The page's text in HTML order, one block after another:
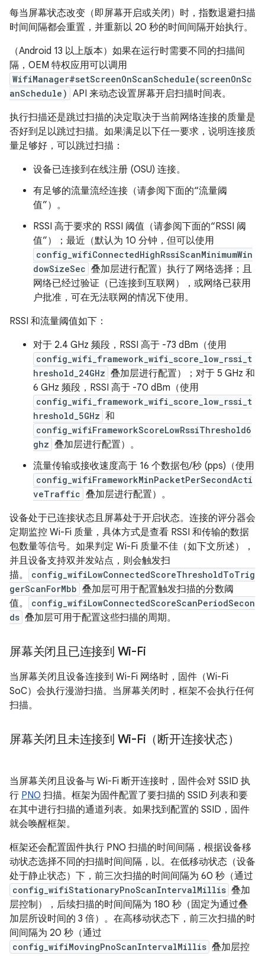
每当屏幕状态改变（即屏幕开启或关闭）时，指数退避扫描
时间间隔都会重置，并重新以 20 秒的时间间隔开始执行。
（Android 13 以上版本）如果在运行时需要不同的扫描间
隔，OEM 特权应用可以调用
WifiManager#setScreenOnScanSchedule(screenOnSc
anSchedule) API 来动态设置屏幕开启扫描时间表。
执行扫描还是跳过扫描的决定取决于当前网络连接的质量是
否好到足以跳过扫描。 如果满足以下任一要求，说明连接质
量足够好，可以跳过扫描：
设备已连接到在线注册 (OSU) 连接。
有足够的流量流经连接（请参阅下面的“流量阈
值”）。
RSSI 高于要求的 RSSI 阈值（请参阅下面的“RSSI 阈
值”）；最近（默认为 10 分钟，但可以使用
config_wifiConnectedHighRssiScanMinimumWin
dowSizeSec 叠加层进行配置）执行了网络选择；且
网络已经过验证（已连接到互联网），或网络已获用
户批准，可在无法联网的情况下使用。
RSSI 和流量阈值如下：
对于 2.4 GHz 频段，RSSI 高于 -73 dBm（使用
config_wifi_framework_wifi_score_low_rssi_t
hreshold_24GHz 叠加层进行配置）；对于 5 GHz 和
6 GHz 频段，RSSI 高于 -70 dBm（使用
config_wifi_framework_wifi_score_low_rssi_t
hreshold_5GHz 和
config_wifiFrameworkScoreLowRssiThreshold6
ghz 叠加层进行配置）。
流量传输或接收速度高于 16 个数据包/秒 (pps)（使用
config_wifiFrameworkMinPacketPerSecondActi
veTraffic 叠加层进行配置）。
设备处于已连接状态且屏幕处于开启状态。连接的评分器会
定期监控 Wi-Fi 质量，具体方式是查看 RSSI 和传输的数据
包数量等信号。如果判定 Wi-Fi 质量不佳（如下文所述），
并且设备支持双并发站点，则会触发扫
描。
config_wifiLowConnectedScoreThresholdToTrig
gerScanForMbb 叠加层可用于配置触发扫描的分数阈
值。
config_wifiLowConnectedScoreScanPeriodSecon
ds 叠加层可用于配置这些扫描的周期。
屏幕关闭且已连接到 Wi-Fi
当屏幕关闭且设备连接到 Wi-Fi 网络时，固件（Wi-Fi
SoC）会执行漫游扫描。当屏幕关闭时，框架不会执行任何
扫描。
屏幕关闭且未连接到 Wi-Fi（断开连接状态）
当屏幕关闭且设备与 Wi-Fi 断开连接时，固件会对 SSID 执
行 PNO 扫描。框架为固件配置了要扫描的 SSID 列表和要
在其中进行扫描的通道列表。如果找到配置的 SSID，固件
就会唤醒框架。
框架还会配置固件执行 PNO 扫描的时间间隔，根据设备移
动状态选择不同的扫描时间间隔，以。在低移动状态（设备
处于静止状态）下，前三次扫描的时间间隔为 60 秒（通过
config_wifiStationaryPnoScanIntervalMillis 叠加
层控制），后续扫描的时间间隔为 180 秒（固定为通过叠
加层所设时间的 3 倍）。在高移动状态下，前三次扫描的时
间间隔为 20 秒（通过
config_wifiMovingPnoScanIntervalMillis 叠加层控